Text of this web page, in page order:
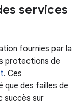
services
fournies par la
protections de
. Ces
que des failles de
succès sur